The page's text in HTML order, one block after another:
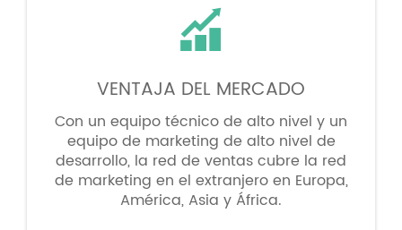

VENTAJA DEL MERCADO
Con un equipo técnico de alto nivel y un
equipo de marketing de alto nivel de
desarrollo, la red de ventas cubre la red
de marketing en el extranjero en Europa,
América, Asia y África.